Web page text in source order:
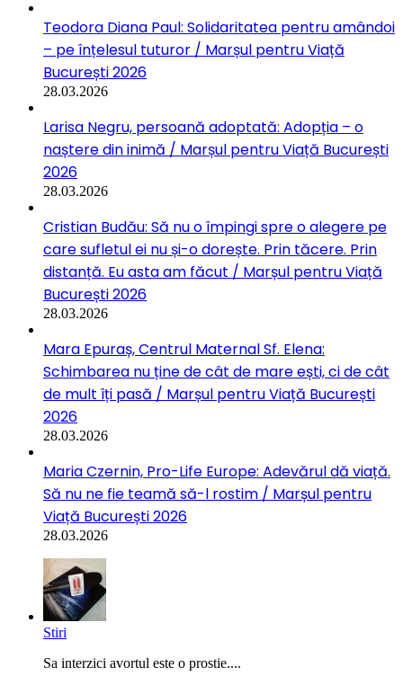
Teodora Diana Paul: Solidaritatea pentru amândoi
– pe înțelesul tuturor / Marșul pentru Viață
București 2026
28.03.2026
Larisa Negru, persoană adoptată: Adopția – o
naștere din inimă / Marșul pentru Viață București
2026
28.03.2026
Cristian Budău: Să nu o împingi spre o alegere pe
care sufletul ei nu și-o dorește. Prin tăcere. Prin
distanță. Eu asta am făcut / Marșul pentru Viață
București 2026
28.03.2026
Mara Epuraș, Centrul Maternal Sf. Elena:
Schimbarea nu ține de cât de mare ești, ci de cât
de mult îți pasă / Marșul pentru Viață București
2026
28.03.2026
Maria Czernin, Pro-Life Europe: Adevărul dă viață.
Să nu ne fie teamă să-l rostim / Marșul pentru
Viață București 2026
28.03.2026
Stiri
Sa interzici avortul este o prostie....